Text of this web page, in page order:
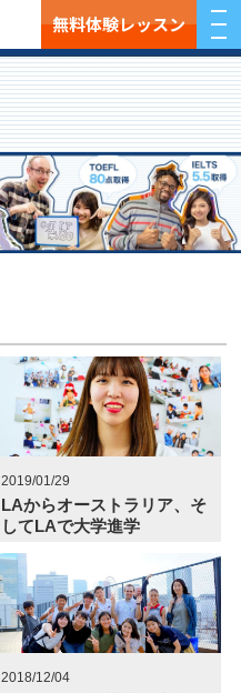
無料体験レッスン
2019/01/29
LAからオーストラリア、そ
してLAで大学進学
2018/12/04